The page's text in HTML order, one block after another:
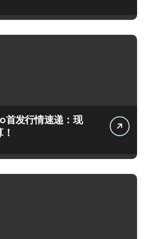
首发行情速递：现